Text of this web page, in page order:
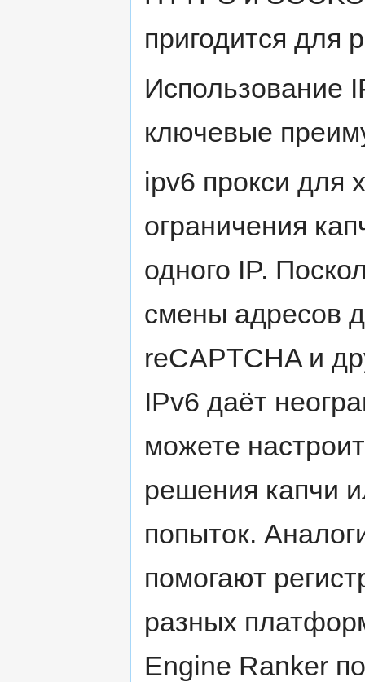
пригодится для
Использование
ключевые
ipv6 прокси для
ограничения
одного IP.
смены адресов
reCAPTCHA и
IPv6 даёт
можете
решения капчи
попыток.
помогают
разных
Engine Ranker